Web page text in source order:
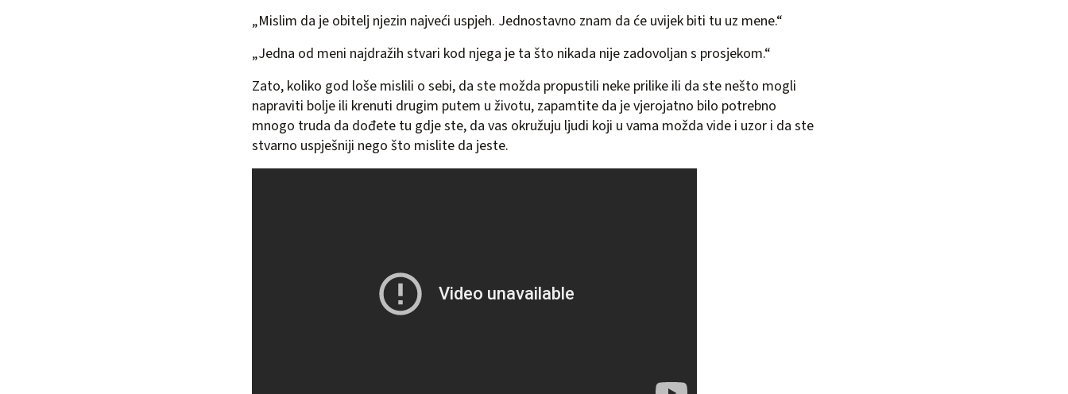
„Mislim da je obitelj njezin najveći uspjeh. Jednostavno znam da će uvijek biti tu uz mene.“
„Jedna od meni najdražih stvari kod njega je ta što nikada nije zadovoljan s prosjekom.“
Zato, koliko god loše mislili o sebi, da ste možda propustili neke prilike ili da ste nešto mogli
napraviti bolje ili krenuti drugim putem u životu, zapamtite da je vjerojatno bilo potrebno
mnogo truda da dođete tu gdje ste, da vas okružuju ljudi koji u vama možda vide i uzor i da ste
stvarno uspješniji nego što mislite da jeste.